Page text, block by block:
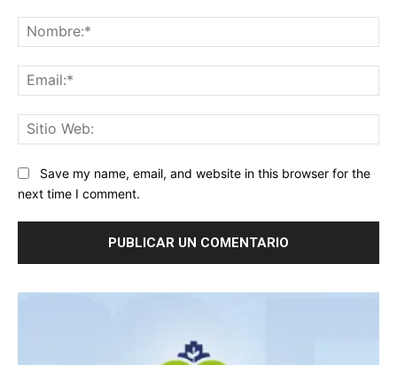
Save my name, email, and website in this browser for the
next time I comment.